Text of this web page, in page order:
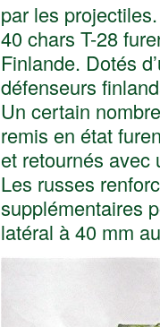
par les projectiles.
40 chars T-28
Finlande. Dotés
défenseurs
Un certain
remis en état
et retournés avec
Les russes
supplémentaires
latéral à 40 mm